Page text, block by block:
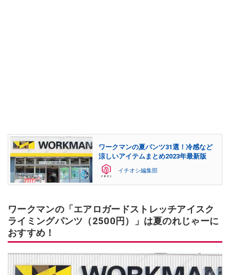
ワークマンの夏パンツ31選！冷感など
涼しいアイテムまとめ2023年最新版
イチオシ編集部
ワークマンの「エアロガードストレッチアイスク
ライミングパンツ（2500円）」は夏のれじゃーに
おすすめ！